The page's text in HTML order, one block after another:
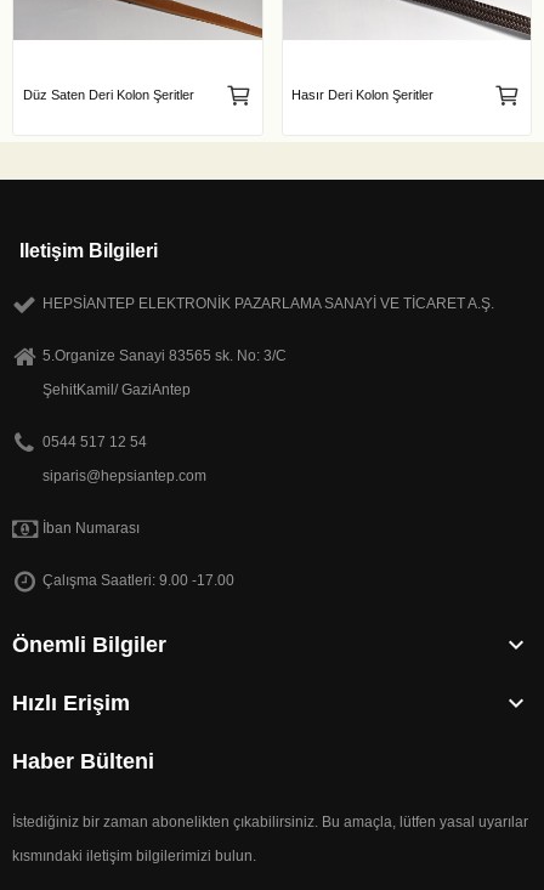
Düz Saten Deri Kolon Şeritler Hasır Deri Kolon Şeritler
Iletişim Bilgileri
HEPSİANTEP ELEKTRONİK PAZARLAMA SANAYİ VE TİCARET A.Ş.
5.Organize Sanayi 83565 sk. No: 3/C
ŞehitKamil/ GaziAntep
0544 517 12 54
siparis@hepsiantep.com
İban Numarası
Çalışma Saatleri: 9.00 -17.00
Önemli Bilgiler 
Hızlı Erişim 
Haber Bülteni
İstediğiniz bir zaman abonelikten çıkabilirsiniz. Bu amaçla, lütfen yasal uyarılar
kısmındaki iletişim bilgilerimizi bulun.